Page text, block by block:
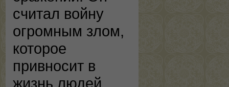
считал войну
огромным злом,
которое
привносит в
жизнь людей